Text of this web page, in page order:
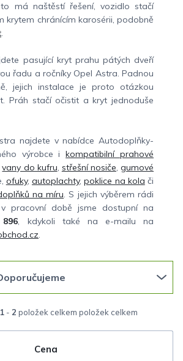
má naštěstí řešení, vozidlo stačí
krytem chránícím karosérii, podobně
.
pasující kryt prahu pátých dveří
řadu a ročníky Opel Astra. Padnou
jejich instalace je proto otázkou
Práh stačí očistit a kryt jednoduše
najdete v nabídce Autodoplňky-
výrobce ikompatibilní prahové
vany do kufru, střešní nosiče,gumové
ofuky, autoplachty,poklice na kola či
na míru. S jejich výběrem rádi
pracovní době jsme dostupní na
, kdykoli také na e-mailu na
.
1- 2 položek celkem
Cena